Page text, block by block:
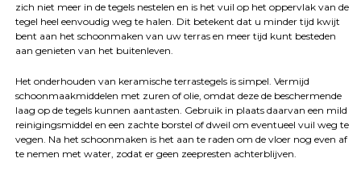
zich niet meer in de tegels nestelen en is het vuil op het oppervlak van de
tegel heel eenvoudig weg te halen. Dit betekent dat u minder tijd kwijt
bent aan het schoonmaken van uw terras en meer tijd kunt besteden
aan genieten van het buitenleven.
Het onderhouden van keramische terrastegels is simpel. Vermijd
schoonmaakmiddelen met zuren of olie, omdat deze de beschermende
laag op de tegels kunnen aantasten. Gebruik in plaats daarvan een mild
reinigingsmiddel en een zachte borstel of dweil om eventueel vuil weg te
vegen. Na het schoonmaken is het aan te raden om de vloer nog even af
te nemen met water, zodat er geen zeepresten achterblijven.